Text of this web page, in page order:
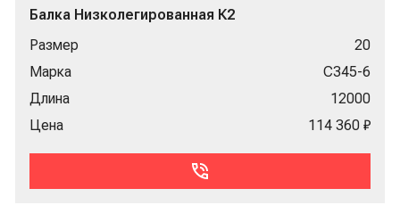
Балка Низколегированная К2
Размер
20
Марка
С345-6
Длина
12000
Цена
114 360 ₽